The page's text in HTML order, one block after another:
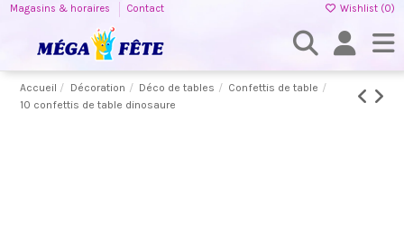
Magasins & horaires Contact Wishlist (0)
Accueil Décoration Déco de tables
Confettis de table
10 confettis de table dinosaure